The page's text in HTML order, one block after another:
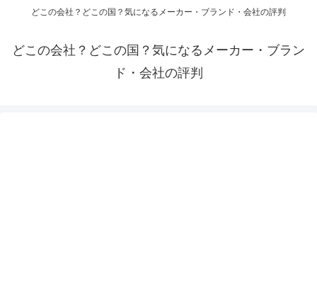
どこの会社？どこの国？気になるメーカー・ブランド・会社の評判
どこの会社？どこの国？気になるメーカー・ブラン
ド・会社の評判